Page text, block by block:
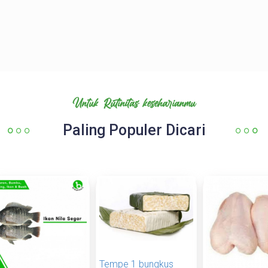
Untuk Rutinitas keseharianmu
Paling Populer Dicari
Tempe 1 bungkus